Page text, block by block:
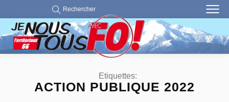
Rechercher
Etiquettes:
ACTION PUBLIQUE 2022